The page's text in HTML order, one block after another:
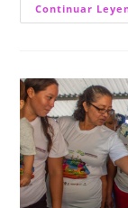
Continuar